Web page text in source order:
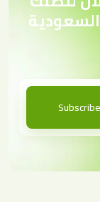
Subscribe